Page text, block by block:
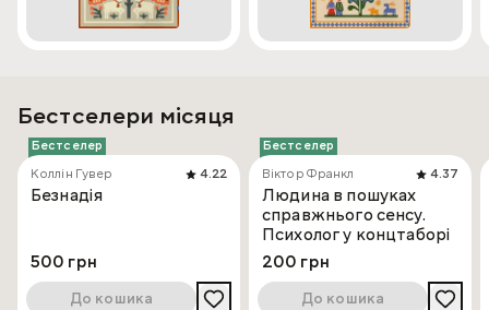
Бестселери місяця
Бестселер
Коллін Гувер
4.22
Безнадія
500 грн
До кошика
Бестселер
Віктор Франкл
4.37
Людина в пошуках
справжнього сенсу.
Психолог у концтаборі
200 грн
До кошика